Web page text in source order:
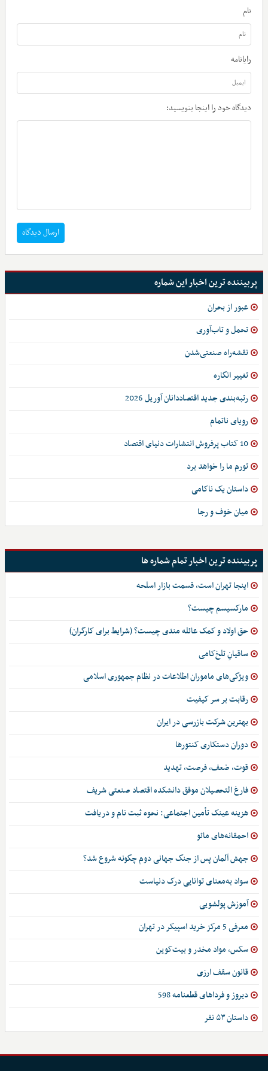
نام
رایانامه
دیدگاه خود را اینجا بنویسید:
ارسال دیدگاه
پربیننده ترین اخبار این شماره
عبور از بحران
تحمل و تاب‌آوری
نقشه‌راه صنعتی‌شدن
تغییر انگاره
رتبه‌بندی جدید اقتصاددانان آوریل 2026
رویای ناتمام
10 کتاب پرفروش انتشارات دنیای اقتصاد
تورم ما را خواهد برد
داستان یک ناکامی
میان خوف و رجا
پربیننده ترین اخبار تمام شماره ها
اینجا تهران است، قسمت بازار اسلحه
مارکسیسم چیست؟
حق اولاد و کمک عائله مندی چیست؟ (شرایط برای کارگران)
ساقیانِ تلخ‌کامی
ویژگی‌های ماموران اطلاعات در نظام جمهوری اسلامی
رقابت بر سر کیفیت
بهترین شرکت بازرسی در ایران
دوران دستکاری کنتورها
قوت، ضعف، فرصت، تهدید
فارغ التحصیلان موفق دانشکده اقتصاد صنعتی شریف
هزینه عینک تأمین اجتماعی: نحوه ثبت نام و دریافت
احمقانه‌های مائو
جهش آلمان پس از جنگ جهانی دوم چگونه شروع شد؟
سواد به‌معنای توانایی درک دنیاست
آموزش پولشویی
معرفی 5 مرکز خرید اسپیکر در تهران
سکس، مواد مخدر و بیت‌کوین
قانون سقف ارزی
دیروز و فرداهای قطعنامه 598
داستان ۵۳ نفر